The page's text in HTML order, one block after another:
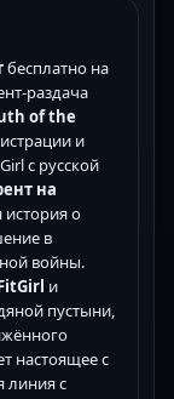
бесплатно на
раздача
of the
и
с русской
на
история о
в
войны.
и
пустыни,
настоящее с
линия с